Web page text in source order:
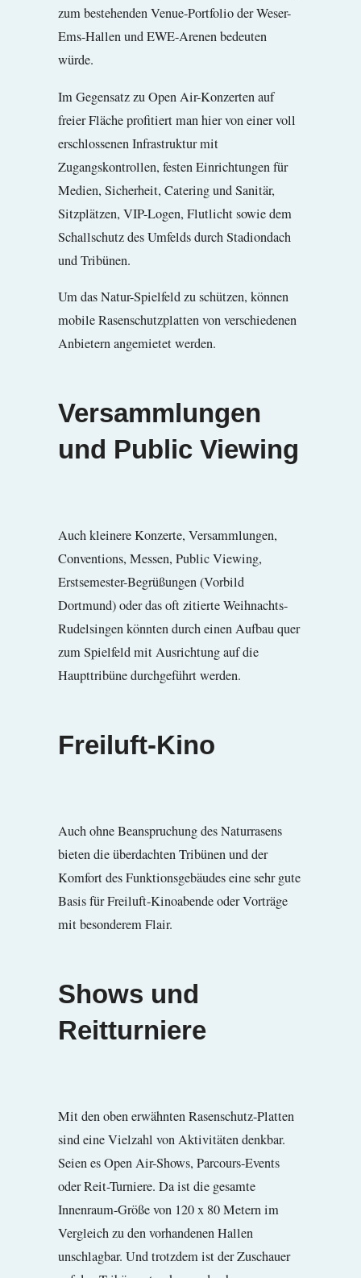
zum bestehenden Venue-Portfolio der Weser-
Ems-Hallen und EWE-Arenen bedeuten
würde.
Im Gegensatz zu Open Air-Konzerten auf
freier Fläche profitiert man hier von einer voll
erschlossenen Infrastruktur mit
Zugangskontrollen, festen Einrichtungen für
Medien, Sicherheit, Catering und Sanitär,
Sitzplätzen, VIP-Logen, Flutlicht sowie dem
Schallschutz des Umfelds durch Stadiondach
und Tribünen.
Um das Natur-Spielfeld zu schützen, können
mobile Rasenschutzplatten von verschiedenen
Anbietern angemietet werden.
Versammlungen
und Public Viewing
Auch kleinere Konzerte, Versammlungen,
Conventions, Messen, Public Viewing,
Erstsemester-Begrüßungen (Vorbild
Dortmund) oder das oft zitierte Weihnachts-
Rudelsingen könnten durch einen Aufbau quer
zum Spielfeld mit Ausrichtung auf die
Haupttribüne durchgeführt werden.
Freiluft-Kino
Auch ohne Beanspruchung des Naturrasens
bieten die überdachten Tribünen und der
Komfort des Funktionsgebäudes eine sehr gute
Basis für Freiluft-Kinoabende oder Vorträge
mit besonderem Flair.
Shows und
Reitturniere
Mit den oben erwähnten Rasenschutz-Platten
sind eine Vielzahl von Aktivitäten denkbar.
Seien es Open Air-Shows, Parcours-Events
oder Reit-Turniere. Da ist die gesamte
Innenraum-Größe von 120 x 80 Metern im
Vergleich zu den vorhandenen Hallen
unschlagbar. Und trotzdem ist der Zuschauer